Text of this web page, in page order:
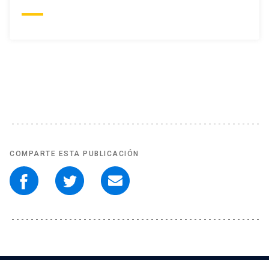
COMPARTE ESTA PUBLICACIÓN